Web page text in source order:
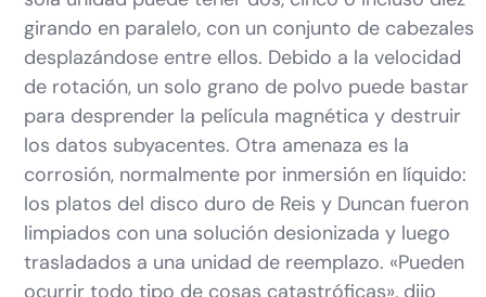
girando en paralelo, con un conjunto de cabezales
desplazándose entre ellos. Debido a la velocidad
de rotación, un solo grano de polvo puede bastar
para desprender la película magnética y destruir
los datos subyacentes. Otra amenaza es la
corrosión, normalmente por inmersión en líquido:
los platos del disco duro de Reis y Duncan fueron
limpiados con una solución desionizada y luego
trasladados a una unidad de reemplazo. «Pueden